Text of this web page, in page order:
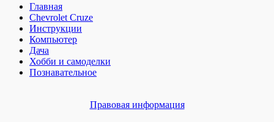
Главная
Chevrolet Cruze
Инструкции
Компьютер
Дача
Хобби и самоделки
Познавательное
Правовая информация